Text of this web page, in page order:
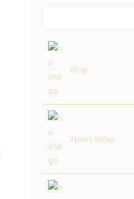
Blog
News letter